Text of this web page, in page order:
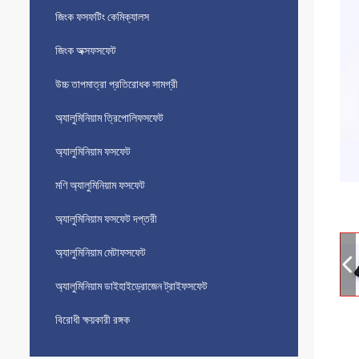
জিংক ফসফটিং কেমিক্যালস
জিংক অক্সফসফেট
উচ্চ তাপমাত্রা প্রতিরোধক সামগ্রী
অ্যালুমিনিয়াম ত্রিপোলিফসফেট
অ্যালুমিনিয়াম ফসফেট
মণি অ্যালুমিনিয়াম ফসফেট
অ্যালুমিনিয়াম ফসফেট দপ্তরী
অ্যালুমিনিয়াম মেটাফসফেট
অ্যালুমিনিয়াম ডাইহাইড্রোজেন ট্রাইফসফেট
বিরোধী ক্ষয়কারী রঙ্গক